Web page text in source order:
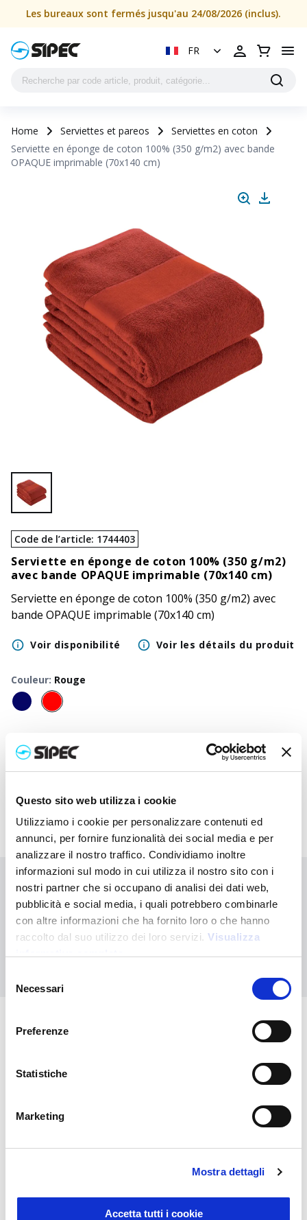
Questo sito web utilizza i cookie
Utilizziamo i cookie per personalizzare contenuti ed
annunci, per fornire funzionalità dei social media e per
analizzare il nostro traffico. Condividiamo inoltre
informazioni sul modo in cui utilizza il nostro sito con i
nostri partner che si occupano di analisi dei dati web,
pubblicità e social media, i quali potrebbero combinarle
con altre informazioni che ha fornito loro o che hanno
raccolto dal suo utilizzo dei loro servizi. Visualizza
delNecessari
Preferenze
Statistiche
Marketing
Mostra dettagli
Accetta tutti i cookie
Les bureaux sont fermés jusqu'au 24/08/2026 (inclus).
FR
Home Serviettes et pareos
Serviettes en coton
Serviette en éponge de coton 100% (350 g/m2) avec bande
OPAQUE imprimable (70x140 cm)
Code de l’article: 1744403
Serviette en éponge de coton 100% (350 g/m2)
avec bande OPAQUE imprimable (70x140 cm)
Serviette en éponge de coton 100% (350 g/m2) avec
bande OPAQUE imprimable (70x140 cm)
Voir disponibilité Voir les détails du produit
Couleur: Rouge
Prix neutre
9,500 9,500€ 9,500€ 9,500
11,670€ 11,563€ 11,460€ 11,363€ 11,268€ 11,002
Vous n'avez pas trouvé ce que vous cherchiez ?
Contactez-nous pour obtenir de l'aide ou demandez votre
commande personnalisée
Nous contacter
Vous pourriez également être